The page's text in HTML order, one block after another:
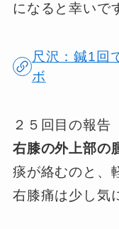
になると幸いで
尺沢：鍼1回
ボ
２５回目の報告
右膝の外上部の
痰が絡むのと、
右膝痛は少し気